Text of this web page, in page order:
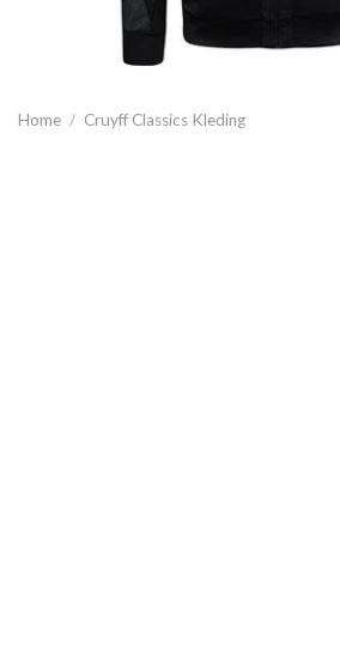
Home / Cruyff Classics Kleding